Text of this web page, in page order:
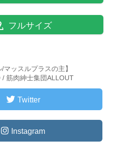
フルサイズ
/マッスルプラスの主】
/ 筋肉紳士集団ALLOUT
Twitter
Instagram